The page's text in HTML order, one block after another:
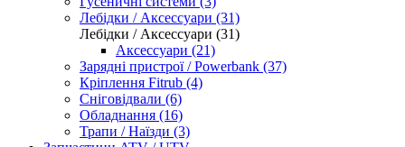
Лебідки / Аксессуари (31)
Лебідки / Аксессуари (31)
Аксессуари (21)
Зарядні пристрої / Powerbank (37)
Кріплення Fitrub (4)
Сніговідвали (6)
Обладнання (16)
Трапи / Наїзди (3)